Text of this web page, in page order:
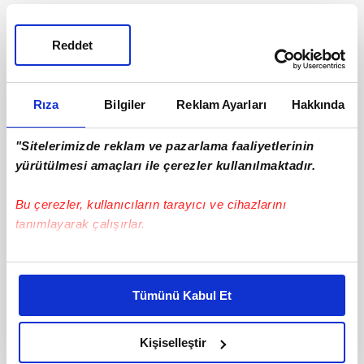
Rıza Bilgiler Reklam Ayarları Hakkında
"Sitelerimizde reklam ve pazarlama faaliyetlerinin
yürütülmesi amaçları ile çerezler kullanılmaktadır.
Bu çerezler, kullanıcıların tarayıcı ve cihazlarını
tanımlayarak çalışırlar.
Bu çerezlere izin vermeniz halinde sizlere özel
daha iyi reklam deneyimi yaşatabiliriz. Bunu yaparken
amacımızın size daha iyi bir reklam deneyimi sunmak
olduğunu ve sizlere en iyi içerikleri sunabilmek adına
elimizden gelen çabayı gösterdiğimizi ve bu noktada,
Tümünü Kabul Et
Kişiselleştir
Reddet